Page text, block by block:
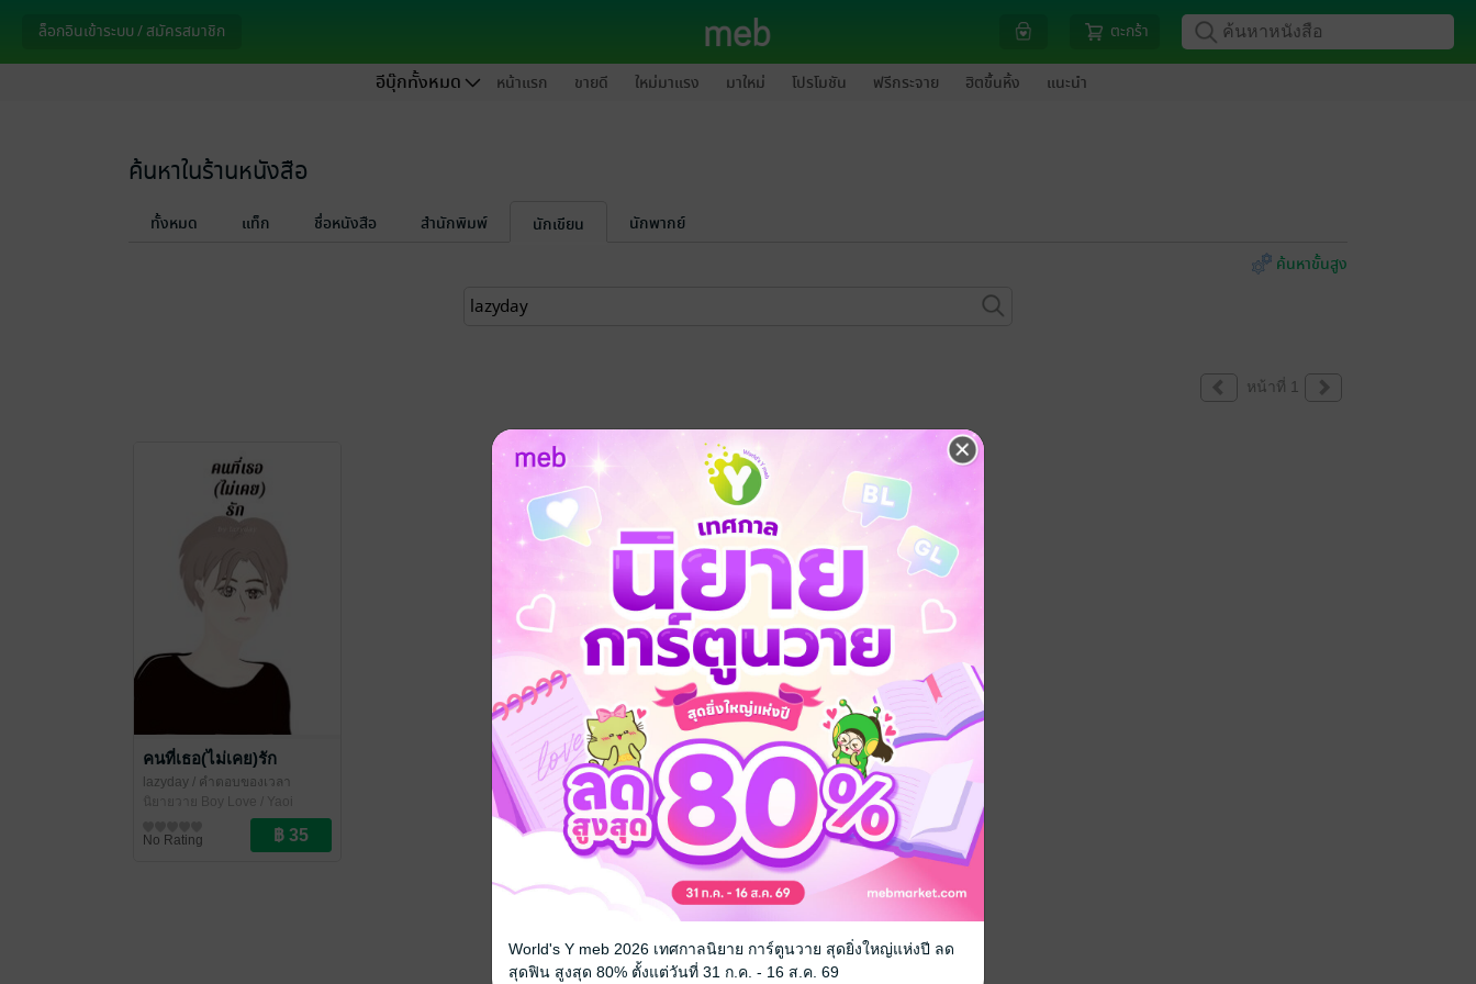
ล็อกอินเข้าระบบ / สมัครสมาชิก ตะกร้า
อีบุ๊กทั้งหมด หน้าแรก ขายดี ใหม่มาแรง มาใหม่ โปรโมชัน ฟรีกระจาย ฮิตขึ้นหิ้ง แนะนำ
ค้นหาในร้านหนังสือ
ทั้งหมด แท็ก ชื่อหนังสือ สำนักพิมพ์ นักเขียน
นักพากย์
ค้นหาขั้นสูง
หน้าที่ 1
คนที่เธอ(ไม่เคย)รัก
lazyday / คำตอบของเวลา
นิยายวาย Boy Love / Yaoi
No Rating
หน้าที่ 1
World's Y meb 2026 เทศกาลนิยาย การ์ตูนวาย สุดยิ่งใหญ่แห่งปี ลด
สุดฟิน สูงสุด 80% ตั้งแต่วันที่ 31 ก.ค. - 16 ส.ค. 69